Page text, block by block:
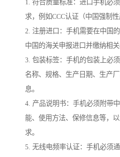
1. 符合质量标准：进口手机必
求，例如CCC认证（中国强制性
2. 注册进口：手机需要在中国
中国的海关申报进口并缴纳相关
3. 包装标签：手机的包装上必
名称、规格、生产日期、生产
息。
4. 产品说明书：手机必须附带
能、使用方法、保修信息等，
求。
5. 无线电频率认证：手机必须